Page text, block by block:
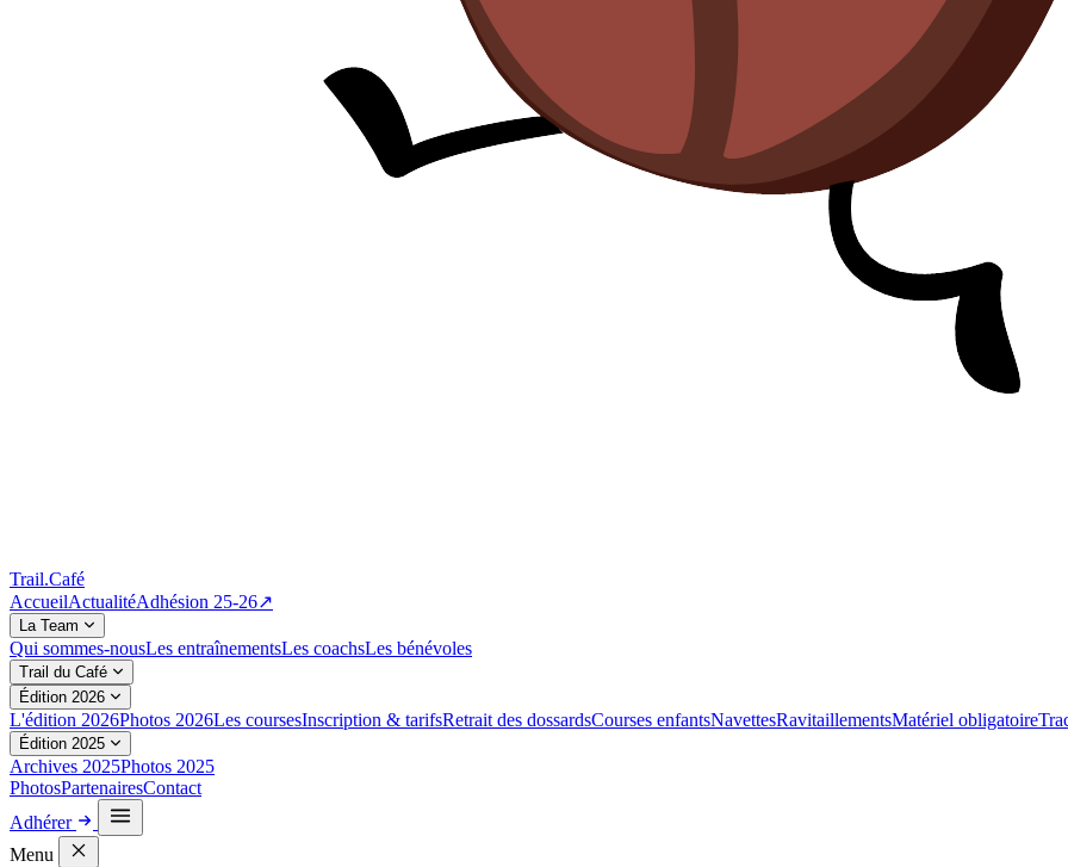
Trail.Café
AccueilActualitéAdhésion 25-26↗
La Team
Qui sommes-nousLes entraînementsLes coachsLes bénévoles
Trail du Café
Édition 2026
L'édition 2026Photos 2026Les coursesInscription & tarifsRetrait des dossardsCourses enfantsNavettesRavitaillementsMatériel obligatoire
Édition 2025
Archives 2025Photos 2025
PhotosPartenairesContact
Adhérer
Menu